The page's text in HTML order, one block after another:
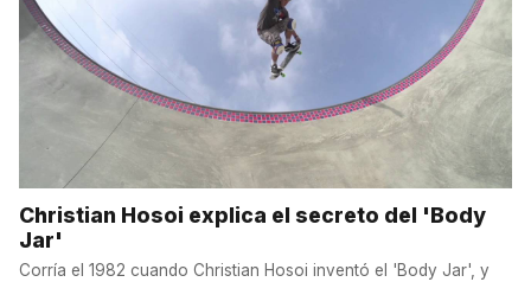
Christian Hosoi explica el secreto del 'Body
Jar'
Corría el 1982 cuando Christian Hosoi inventó el 'Body Jar', y